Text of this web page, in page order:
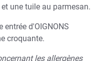
une tuile au parmesan.
entrée d'OIGNONS
croquante.
les allergènes